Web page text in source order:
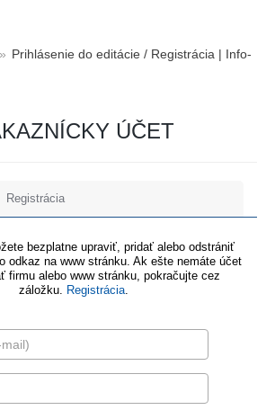
Prihlásenie do editácie / Registrácia | Info-
ÚČET
Registrácia
bezplatne upraviť, pridať alebo odstrániť
odkaz na www stránku. Ak ešte nemáte účet
firmu alebo www stránku, pokračujte cez
záložku. Registrácia.